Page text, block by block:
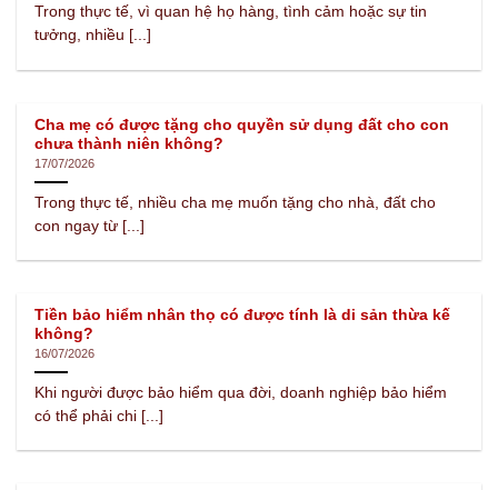
Trong thực tế, vì quan hệ họ hàng, tình cảm hoặc sự tin
tưởng, nhiều [...]
Cha mẹ có được tặng cho quyền sử dụng đất cho con
chưa thành niên không?
17/07/2026
Trong thực tế, nhiều cha mẹ muốn tặng cho nhà, đất cho
con ngay từ [...]
Tiền bảo hiểm nhân thọ có được tính là di sản thừa kế
không?
16/07/2026
Khi người được bảo hiểm qua đời, doanh nghiệp bảo hiểm
có thể phải chi [...]